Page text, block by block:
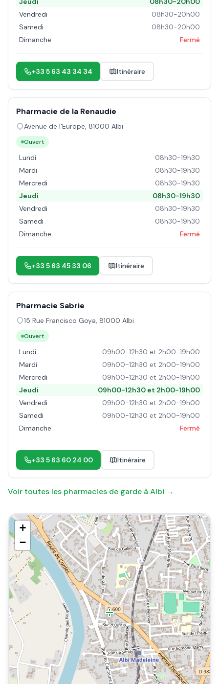
Vendredi
08h30-20h00
Samedi
08h30-20h00
Dimanche
Fermé
+33 5 63 43 34 34 Itinéraire
Pharmacie de la Renaudie
Avenue de l'Europe, 81000 Albi
Ouvert
Lundi
08h30-19h30
Mardi
08h30-19h30
Mercredi
08h30-19h30
Jeudi
08h30-19h30
Vendredi
08h30-19h30
Samedi
08h30-19h30
Dimanche
Fermé
+33 5 63 45 33 06 Itinéraire
Pharmacie Sabrie
15 Rue Francisco Goya, 81000 Albi
Ouvert
Lundi
09h00-12h30 et 2h00-19h00
Mardi
09h00-12h30 et 2h00-19h00
Mercredi
09h00-12h30 et 2h00-19h00
Jeudi
09h00-12h30 et 2h00-19h00
Vendredi
09h00-12h30 et 2h00-19h00
Samedi
09h00-12h30 et 2h00-19h00
Dimanche
Fermé
+33 5 63 60 24 00 Itinéraire
Voir toutes les pharmacies de garde à Albi →
+
−